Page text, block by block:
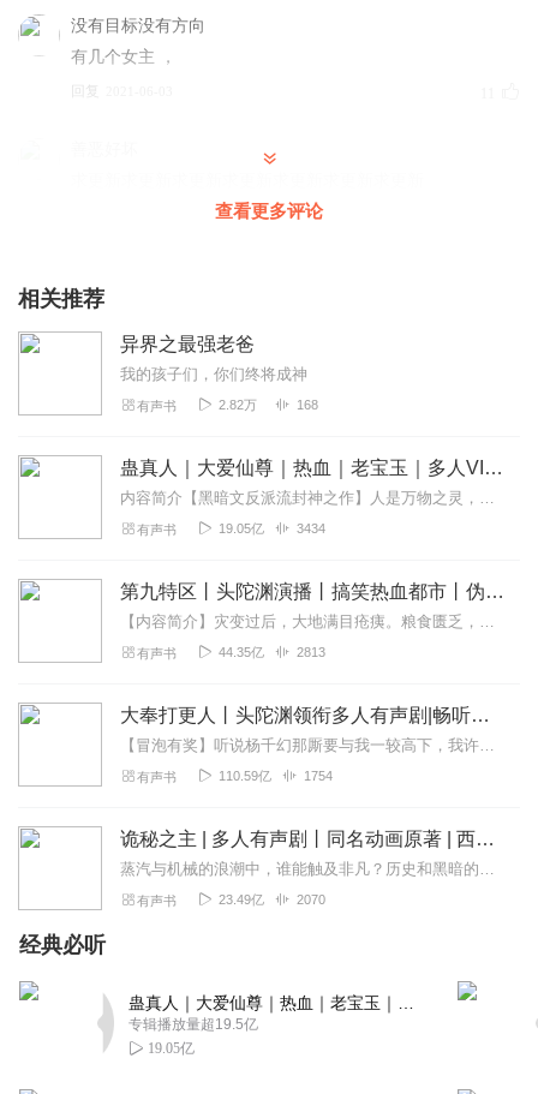
没有目标没有方向
有几个女主 ，
回复
蓝银草，昊天锤。双生武魂天地绝。 紫极瞳，鬼影踪。唐门
绝学显威力。 暗器谱，擒龙手。佛怒唐莲颠众生。 诺丁城，
初来道。魂师学院展头角。 柔骨兔，名小舞。一见钟情谁知
晓。 大师出，父子情。一日为师终为父。 魂导器，思乡情，
二十四桥明月夜。 昊天宗，乱披风。谁敢一战试争锋。 初遇
初展现。 史莱克，七怪合。不动明王又如何？ 入星斗，小舞
失。唐三暴走战魔蛛。 魔蛛灭，魂环显。奋不顾身入体现。
蛛网缚，魂骨出。剧毒恶煞八蛛矛。 侠骨义，柔骨情。此生
不放弃。七怪情义谁能敌。 斗狂战，战天斗。幽冥白
2021-08-23
更新更新更新更新更新更新更新更新加油
2021-05-31
哪有什么穿越诸天，只不过是一个少年睡觉前的梦境而已
2021-10-31
找的就是这样的，好难找，有人推荐吗谢谢
看不到尽头镜
查看更多评论
相关推荐
异界之最强老爸
我的孩子们，你们终将成神
有声书 2.82万 168
蛊真人｜大爱仙尊｜热血｜老宝玉｜多人VIP免费有声剧
内容简介【黑暗文反派流封神之作】人是万物之灵，蛊是天地真精。一个穿越者不断重生的故事。一个养蛊、炼蛊、用蛊的奇特世界。配音组（男角色）老宝玉旁白...
有声书 19.05亿 3434
第九特区丨头陀渊演播丨搞笑热血都市丨伪戒丨VIP免费多人有声剧
【内容简介】灾变过后，大地满目疮痍。粮食匮乏，资源紧俏，局势混乱……一位从待规划区杀出来的青年，背对着漫天黄沙，孤身来到九区谋生，却不曾想偶然结识三五好友，一念...
有声书 44.35亿 2813
大奉打更人丨头陀渊领衔多人有声剧|畅听全集|王鹤棣、田曦薇主演影视剧原著|卖报小郎君
【冒泡有奖】听说杨千幻那厮要与我一较高下，我许七安要开始装叉了！快进入声音播放页戳下方输入框，冒个泡偷偷告诉我，我要用哪些诗词才能胜过他？说得好的，有赏！202...
有声书 110.59亿 1754
诡秘之主 | 多人有声剧丨同名动画原著 | 西幻克苏鲁 | 乌贼作品
蒸汽与机械的浪潮中，谁能触及非凡？历史和黑暗的迷雾里，又是谁在耳语？我从诡秘中醒来，睁眼看见这个世界：枪械，大炮，巨舰，飞空艇，差分机；魔药，占卜，诅咒，倒吊人...
有声书 23.49亿 2070
经典必听
专辑播放量超19.5亿
19.05亿